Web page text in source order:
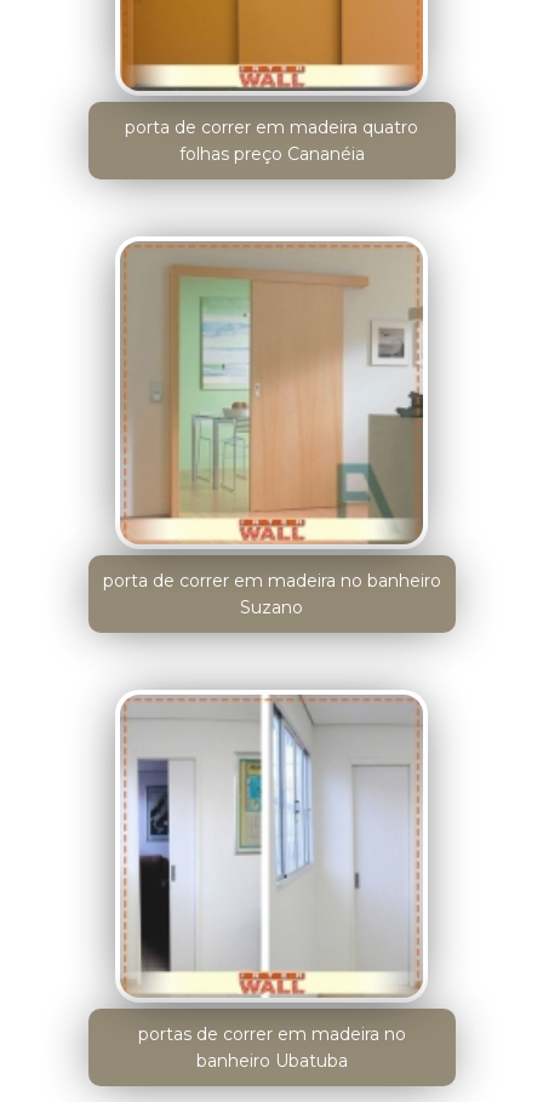
porta de correr em madeira quatro
folhas preço Cananéia
porta de correr em madeira no banheiro
Suzano
portas de correr em madeira no
banheiro Ubatuba